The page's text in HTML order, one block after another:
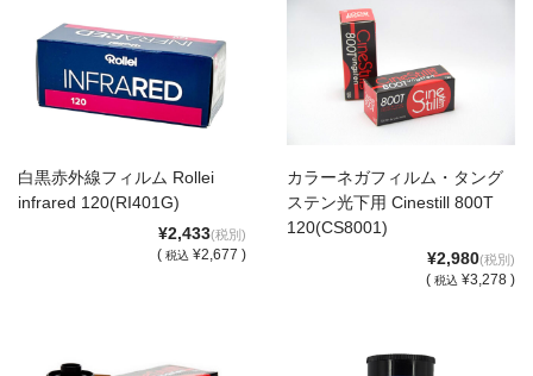
プ”SHIMEKIRI”
カメラアクセサリー
カメラバッグ カメラポシェット
リング・あて革
蔵CURAセレクション
暗室不要の現像ボックス LAB-
カメラ露出計
白黒赤外線フィルム Rollei
infrared 120(RI401G)
¥2,433(税別)
(税込 ¥2,677 )
カラーネガフィルム・タング
ステン光下用 Cinestill 800T
120(CS8001)
¥2,980(税別)
( 税込 ¥3,278 )